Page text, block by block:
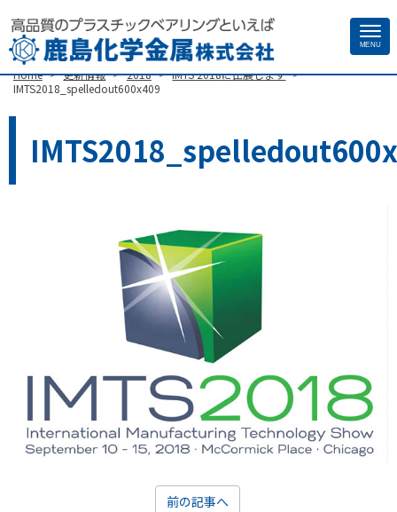
MENU
Home > 更新情報 > 2018 > IMTS 2018に出展します >
IMTS2018_spelledout600x409
前の記事へ
Site
Footer